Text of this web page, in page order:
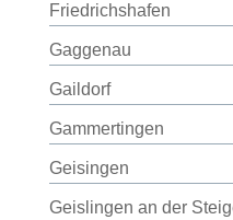
Friedrichshafen
Gaggenau
Gaildorf
Gammertingen
Geisingen
Geislingen an der